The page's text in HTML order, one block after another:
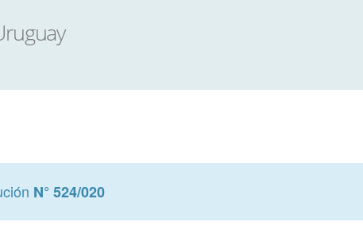
N° 524/020